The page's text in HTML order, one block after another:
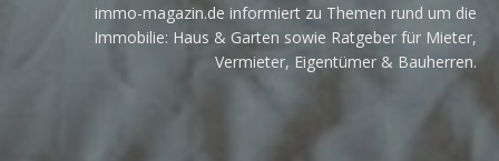
immo-magazin.de informiert zu Themen rund um die
Immobilie: Haus & Garten sowie Ratgeber für Mieter,
Vermieter, Eigentümer & Bauherren.